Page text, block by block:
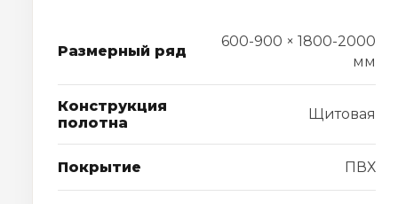
Размерный ряд
600-900 × 1800-2000
мм
Конструкция
полотна
Щитовая
Покрытие ПВХ